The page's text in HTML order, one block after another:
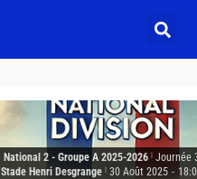
National 2 - Groupe A 2025-2026
Journée
Stade Henri Desgrange
30 Août 2025 -